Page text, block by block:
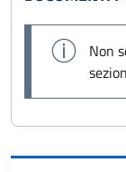
Non